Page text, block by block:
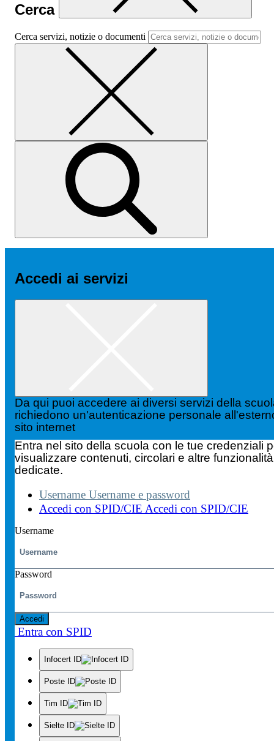
Cerca
Cerca servizi, notizie o documenti
Accedi ai servizi
Da qui puoi accedere ai diversi servizi della
richiedono un'autenticazione personale
sito internet
Entra nel sito della scuola con le tue credenziali
visualizzare contenuti, circolari e altre
dedicate.
Username Username e password
Accedi con SPID/CIE Accedi con SPID/CIE
Username
Password
Accedi
Entra con SPID
Infocert ID
Poste ID
Tim ID
Sielte ID